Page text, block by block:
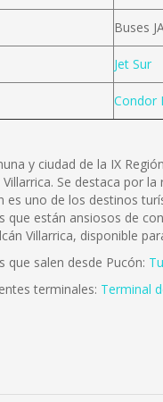
Buses
Jet Sur
Condor
y ciudad de la IX
Se destaca por
es uno de los destinos
que están ansiosos de
Villarrica, disponible
que salen desde Pucón:
terminales: Terminal